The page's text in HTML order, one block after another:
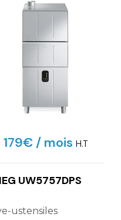
179€/ mois H.T
UW5757DPS
ustensiles